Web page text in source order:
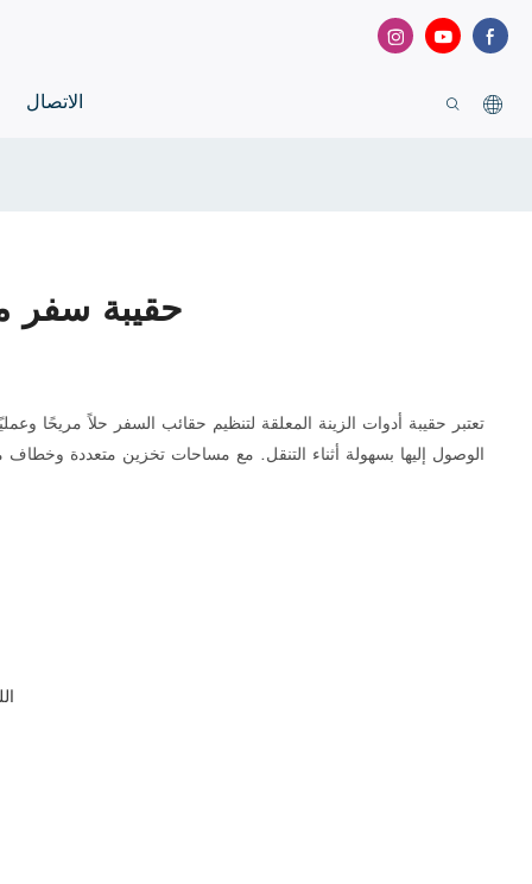
الاتصال
حقيبة سفر
تعتبر حقيبة أدوات الزينة المعلقة لتنظيم حقائب السفر حلاً مريحًا
الوصول إليها بسهولة أثناء التنقل. مع مساحات تخزين متعددة